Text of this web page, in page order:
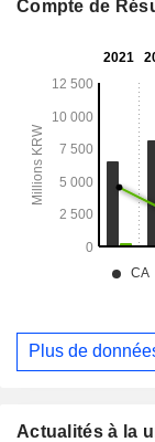
Compte de
Plus de
Actualités à la